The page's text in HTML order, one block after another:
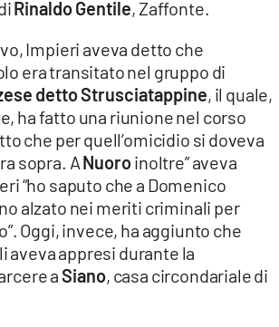
Rinaldo Gentile, Zaffonte.
Impieri aveva detto che
era transitato nel gruppo di
detto Strusciatappine, il quale,
ha fatto una riunione nel corso
che per quell’omicidio si doveva
sopra. ANuoroinoltre” aveva
“ho saputo che a Domenico
alzato nei meriti criminali per
Oggi, invece, ha aggiunto che
aveva appresi durante la
aSiano, casa circondariale di